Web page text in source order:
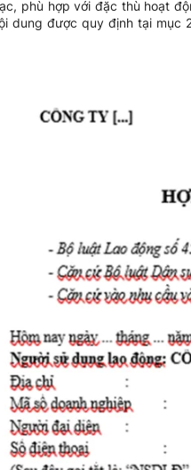
phù hợp với đặc thù hoạt
dung được quy định tại mục